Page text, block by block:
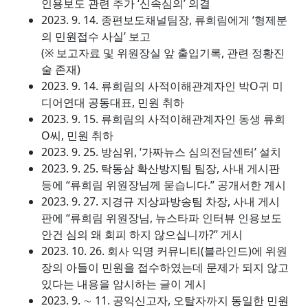
인용보도 관련 추가 ‘신속심의’ 의결
2023. 9. 14. 종편보도채널팀장, 류희림에게 ‘형제분
의 민원접수 사실’ 보고
(※ 보고자료 및 위원장실 앞 출입기록, 관련 정황진
술 존재)
2023. 9. 14. 류희림의 사적이해관계자인 박O귀 미
디어연대 공동대표, 민원 취하
2023. 9. 15. 류희림의 사적이해관계자인 동생 류희
O씨, 민원 취하
2023. 9. 25. 방심위, ‘가짜뉴스 심의전담센터’ 설치
2023. 9. 25. 탁동삼 확산방지팀 팀장, 사내 게시판
등에 “류희림 위원장님께 묻습니다.” 공개서한 게시
2023. 9. 27. 지경규 지상파방송팀 차장, 사내 게시
판에 “류희림 위원장님, 뉴스타파 인터뷰 인용보도
안건 심의 왜 회피 하지 않으십니까?” 게시
2023. 10. 26. 회사 익명 커뮤니티(블라인드)에 위원
장의 아들이 민원을 접수하였는데 문제가 되지 않고
있다는 내용을 암시하는 글이 게시
2023. 9. ∼ 11. 공익신고자, 오탈자까지 동일한 민원